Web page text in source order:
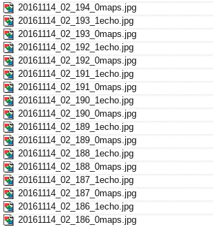
20161114_02_194_0maps.jpg
20161114_02_193_1echo.jpg
20161114_02_193_0maps.jpg
20161114_02_192_1echo.jpg
20161114_02_192_0maps.jpg
20161114_02_191_1echo.jpg
20161114_02_191_0maps.jpg
20161114_02_190_1echo.jpg
20161114_02_190_0maps.jpg
20161114_02_189_1echo.jpg
20161114_02_189_0maps.jpg
20161114_02_188_1echo.jpg
20161114_02_188_0maps.jpg
20161114_02_187_1echo.jpg
20161114_02_187_0maps.jpg
20161114_02_186_1echo.jpg
20161114_02_186_0maps.jpg